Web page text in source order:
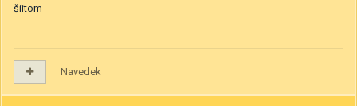
šiitom
Navedek